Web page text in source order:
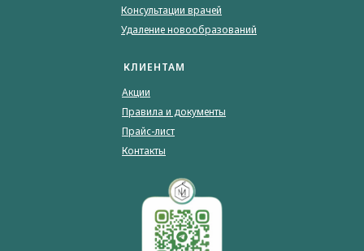
Консультации врачей
Удаление новообразований
КЛИЕНТАМ
Акции
Правила и документы
Прайс-лист
Контакты